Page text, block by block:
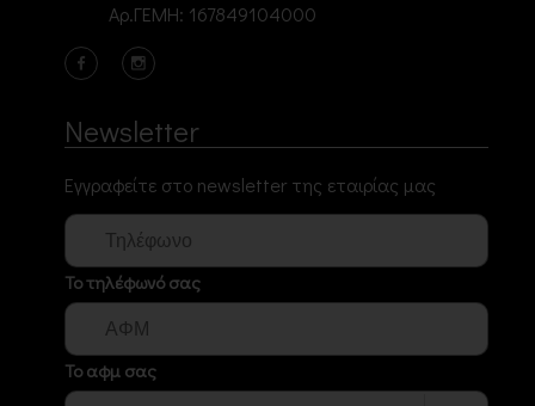
Αρ.ΓΕΜΗ: 167849104000
Newsletter
Εγγραφείτε στο newsletter της εταιρίας μας
Το τηλέφωνό σας
Το αφμ σας